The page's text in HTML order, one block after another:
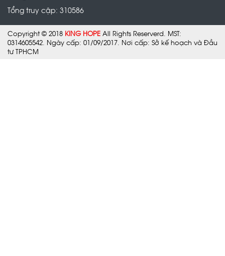
Tổng truy cập: 310586
Copyright © 2018 KING HOPE All Rights Reserverd. MST:
0314605542. Ngày cấp: 01/09/2017. Nơi cấp: Sở kế hoạch và Đầu
tư TPHCM